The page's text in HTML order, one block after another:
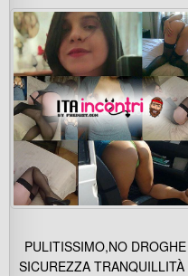
PULITISSIMO,NO
SICUREZZA